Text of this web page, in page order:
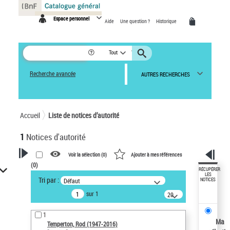
Espace personnel Aide Une question ? Historique
Tout
Recherche avancée AUTRES RECHERCHES
Accueil Liste de notices d’autorité
1 Notices d'autorité
VOTRE RECHERCHE
Recherche avancée dans les
notices d’autorité
Œuvres liées à l'auteur :
Temperton, Rod (1947-2016)
Voir la sélection (0) Ajouter à mes références
(0)
Tri par : Défaut
sur 1
20
résultats/page
1
Temperton, Rod (1947-2016)
RÉCUPÉRER
LES
NOTICES
Ma
Panneau de gestion des cookies